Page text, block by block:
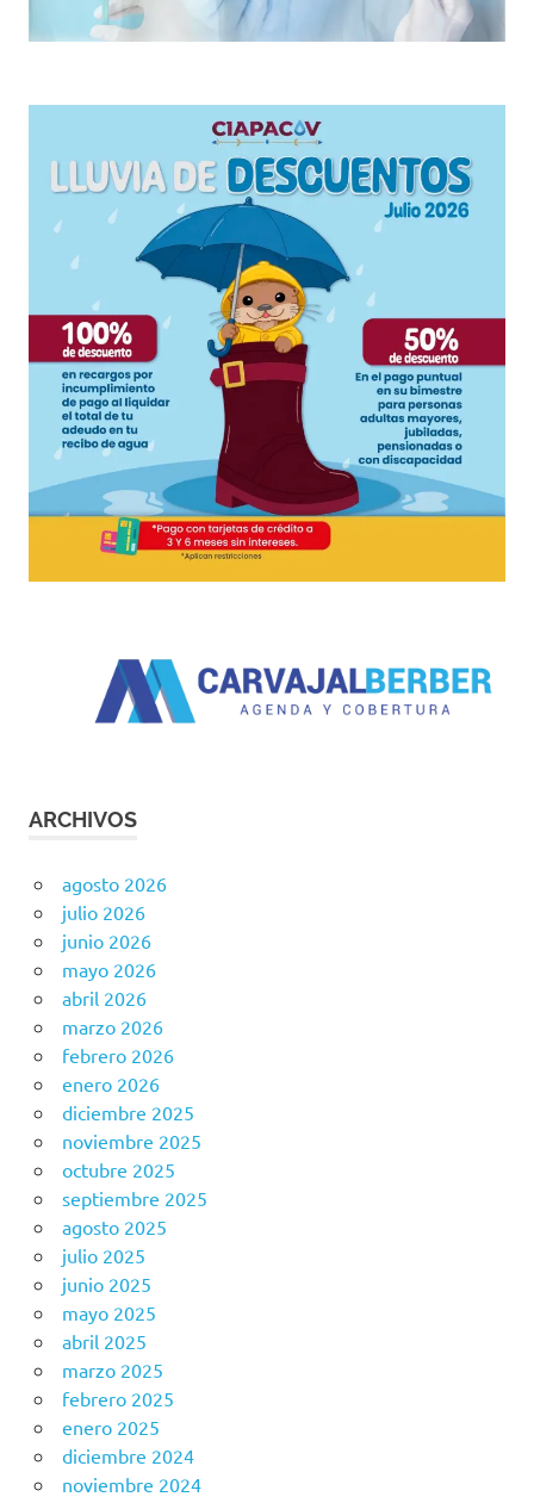
ARCHIVOS
agosto 2026
julio 2026
junio 2026
mayo 2026
abril 2026
marzo 2026
febrero 2026
enero 2026
diciembre 2025
noviembre 2025
octubre 2025
septiembre 2025
agosto 2025
julio 2025
junio 2025
mayo 2025
abril 2025
marzo 2025
febrero 2025
enero 2025
diciembre 2024
noviembre 2024